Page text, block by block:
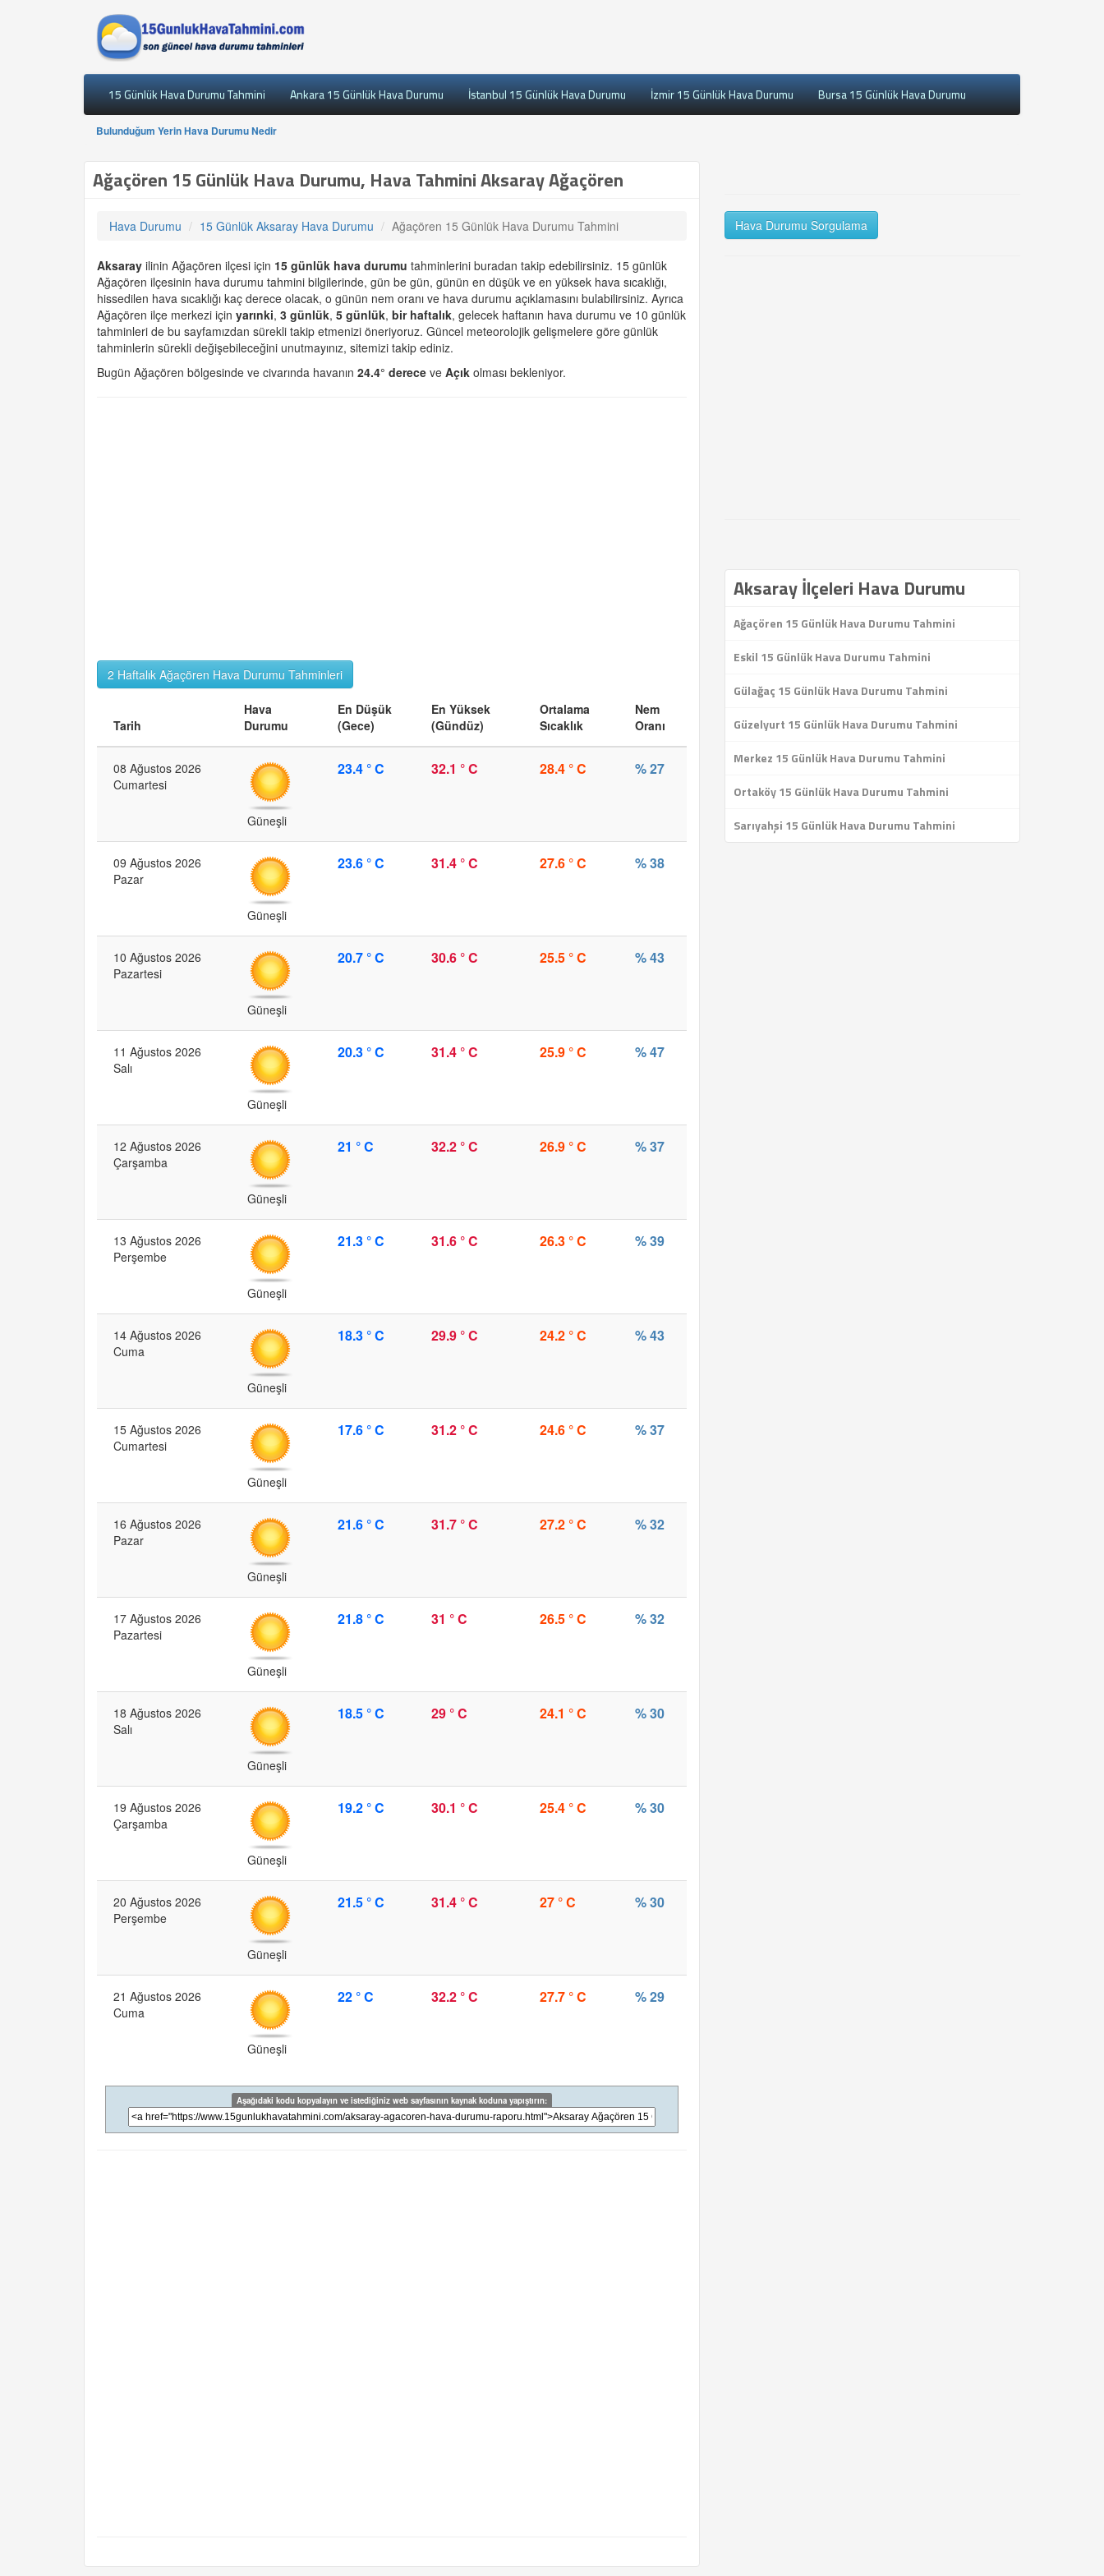
15 Günlük Hava Durumu Tahmini Ankara 15 Günlük Hava Durumu İstanbul 15 Günlük Hava Durumu İzmir 15 Günlük Hava Durumu Bursa 15 Günlük Hava Durumu
Bulunduğum Yerin Hava Durumu Nedir
Ağaçören 15 Günlük Hava Durumu, Hava Tahmini Aksaray Ağaçören
Hava Durumu 15 Günlük Aksaray Hava Durumu Ağaçören 15 Günlük Hava Durumu Tahmini
Aksaray ilinin Ağaçören ilçesi için 15 günlük hava durumu tahminlerini buradan takip edebilirsiniz. 15 günlük
Ağaçören ilçesinin hava durumu tahmini bilgilerinde, gün be gün, günün en düşük ve en yüksek hava sıcaklığı,
hissedilen hava sıcaklığı kaç derece olacak, o günün nem oranı ve hava durumu açıklamasını bulabilirsiniz. Ayrıca
Ağaçören ilçe merkezi için yarınki, 3 günlük, 5 günlük, bir haftalık, gelecek haftanın hava durumu ve 10 günlük
tahminleri de bu sayfamızdan sürekli takip etmenizi öneriyoruz. Güncel meteorolojik gelişmelere göre günlük
tahminlerin sürekli değişebileceğini unutmayınız, sitemizi takip ediniz.
Bugün Ağaçören bölgesinde ve civarında havanın 24.4° derece ve Açık olması bekleniyor.
2 Haftalık Ağaçören Hava Durumu Tahminleri
Tarih
Hava
Durumu
En Düşük
(Gece)
En Yüksek
(Gündüz)
Ortalama
Sıcaklık
Nem
Oranı
08 Ağustos 2026
Cumartesi
Güneşli
23.4 ° C 32.1 ° C 28.4 ° C % 27
09 Ağustos 2026
Pazar
Güneşli
23.6 ° C 31.4 ° C 27.6 ° C % 38
10 Ağustos 2026
Pazartesi
Güneşli
20.7 ° C 30.6 ° C 25.5 ° C % 43
11 Ağustos 2026
Salı
Güneşli
20.3 ° C 31.4 ° C 25.9 ° C % 47
12 Ağustos 2026
Çarşamba
Güneşli
21 ° C 32.2 ° C 26.9 ° C % 37
13 Ağustos 2026
Perşembe
Güneşli
21.3 ° C 31.6 ° C 26.3 ° C % 39
14 Ağustos 2026
Cuma
Güneşli
18.3 ° C 29.9 ° C 24.2 ° C % 43
15 Ağustos 2026
Cumartesi
Güneşli
17.6 ° C 31.2 ° C 24.6 ° C % 37
16 Ağustos 2026
Pazar
Güneşli
21.6 ° C 31.7 ° C 27.2 ° C % 32
17 Ağustos 2026
Pazartesi
Güneşli
21.8 ° C 31 ° C 26.5 ° C % 32
18 Ağustos 2026
Salı
Güneşli
18.5 ° C 29 ° C 24.1 ° C % 30
19 Ağustos 2026
Çarşamba
Güneşli
19.2 ° C 30.1 ° C 25.4 ° C % 30
20 Ağustos 2026
Perşembe
Güneşli
21.5 ° C 31.4 ° C 27 ° C % 30
21 Ağustos 2026
Cuma
Güneşli
22 ° C 32.2 ° C 27.7 ° C % 29
Aşağıdaki kodu kopyalayın ve istediğiniz web sayfasının kaynak koduna yapıştırın:
Hava Durumu Sorgulama
Aksaray İlçeleri Hava Durumu
Ağaçören 15 Günlük Hava Durumu Tahmini
Eskil 15 Günlük Hava Durumu Tahmini
Gülağaç 15 Günlük Hava Durumu Tahmini
Güzelyurt 15 Günlük Hava Durumu Tahmini
Merkez 15 Günlük Hava Durumu Tahmini
Ortaköy 15 Günlük Hava Durumu Tahmini
Sarıyahşi 15 Günlük Hava Durumu Tahmini